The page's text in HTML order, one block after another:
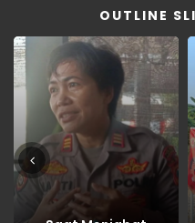
OUTLINE